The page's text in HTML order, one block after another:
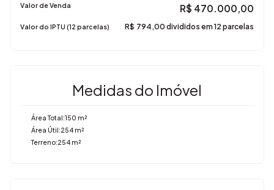
R$ 470.000,00
Valor de Venda
Valor do IPTU (12 parcelas) R$ 794,00 divididos em 12 parcelas
Medidas do Imóvel
Área Total:150 m²
Área Útil:254 m²
Terreno:254 m²